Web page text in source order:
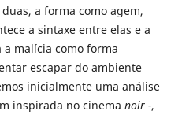
a forma como agem,
a sintaxe entre elas e a
malícia como forma
escapar do ambiente
inicialmente uma análise
inspirada no cinema noir -,